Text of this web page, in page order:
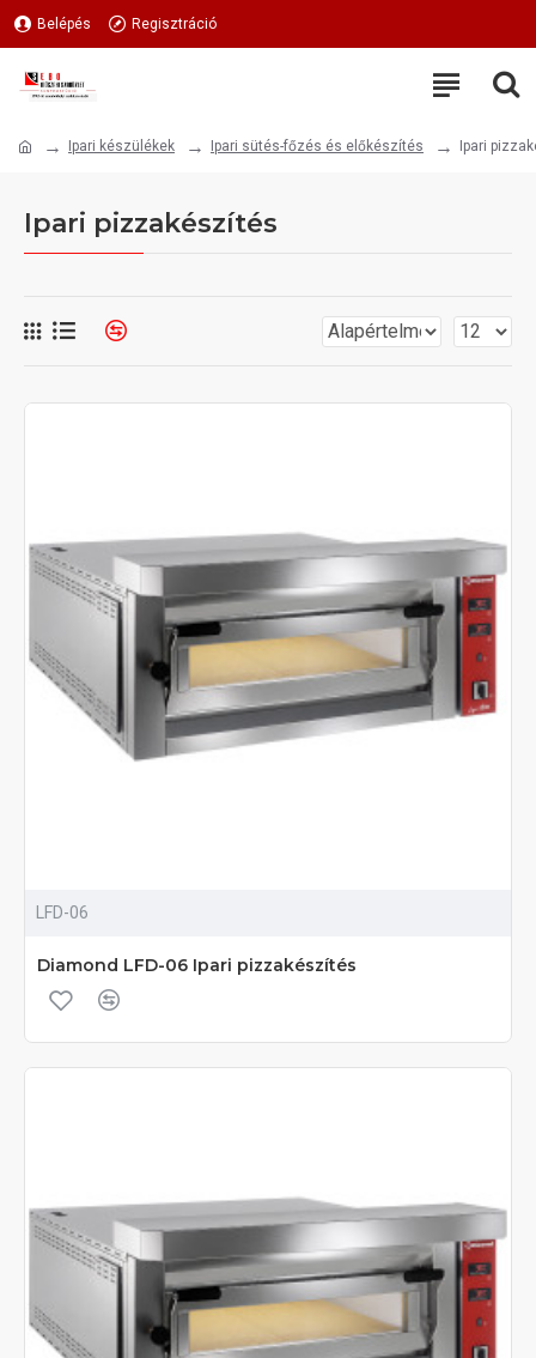
Belépés Regisztráció
Ipari készülékek Ipari sütés-főzés és előkészítés Ipari
Ipari pizzakészítés
LFD-06
Diamond LFD-06 Ipari pizzakészítés